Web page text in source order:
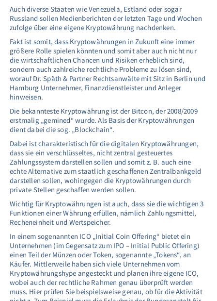
Auch diverse Staaten wie Venezuela, Estland oder sogar
Russland sollen Medienberichten der letzten Tage und Wochen
zufolge über eine eigene Kryptowährung nachdenken.
Fakt ist somit, dass Kryptowährungen in Zukunft eine immer
größere Rolle spielen könnten und somit aber auch nicht nur
die wirtschaftlichen Chancen und Risiken erheblich sind,
sondern auch zahlreiche rechtliche Probleme zu lösen sind,
worauf Dr. Späth & Partner Rechtsanwälte mit Sitz in Berlin und
Hamburg Unternehmer, Finanzdienstleister und Anleger
hinweisen.
Die bekannteste Kryptowährung ist der Bitcon, der 2008/2009
erstmalig „gemined“ wurde. Als Basis der Kryptowährungen
dient dabei die sog. „Blockchain“.
Dabei ist charakteristisch für die digitalen Kryptowährungen,
dass sie ein verschlüsseltes, nicht zentral gesteuertes
Zahlungssystem darstellen sollen und somit z. B. auch eine
echte Alternative zum staatlich geschaffenen Zentralbankgeld
darstellen sollen, wohingegen die Kryptowährungen durch
private Stellen geschaffen werden sollen.
Wichtig für Kryptowährungen ist auch, dass sie die wichtigen 3
Funktionen einer Währung erfüllen, nämlich Zahlungsmittel,
Recheneinheit und Wertspeicher.
In einem sogenannten ICO „Initial Coin Offering“ bietet ein
Unternehmen (im Gegensatz zum IPO – Initial Public Offering)
einen Teil der Münzen oder Token, sogenannte „Tokens“, an
Käufer. Mittlerweile haben sich viele Unternehmen vom
Kryptowährungshype angesteckt und planen ihre eigene ICO,
wobei auch der rechtliche Rahmen genau überprüft werden
muss. Hier prüfen Sie beispielsweise genau, ob für die Aktivität